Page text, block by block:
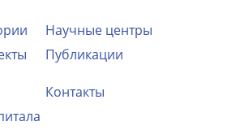
Научные центры
Публикации
Контакты